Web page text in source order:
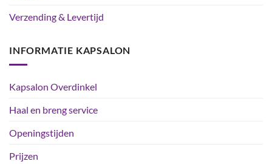
Verzending & Levertijd
INFORMATIE KAPSALON
Kapsalon Overdinkel
Haal en breng service
Openingstijden
Prijzen